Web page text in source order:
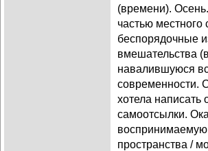
(времени).
частью
беспорядочные
вмешательства
навалившуюся
современности.
хотела написать
самоотсылки.
воспринимаемую
пространства /